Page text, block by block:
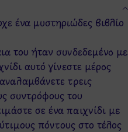
ένα μυστηριώδες βιβλίο
του ήταν συνδεδεμένο με
αυτό γίνεστε μέρος
τρεις
συντρόφους του
σε ένα παιχνίδι με
πόντους στο τέλος